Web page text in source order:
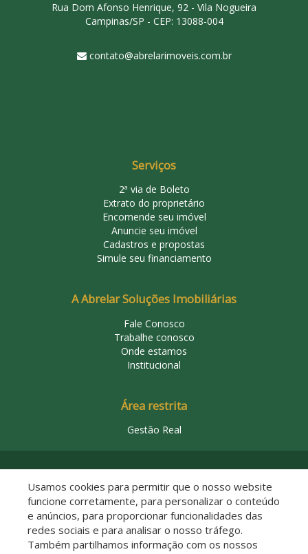
Rua Dom Afonso Henrique, 92 - Vila Nogueira
Campinas/SP - CEP: 13088-004
contato@abrelarimoveis.com.br
Serviços
2ª via de Boleto
Extrato do proprietário
Encomende seu imóvel
Anuncie seu imóvel
Cadastros e propostas
Simule seu financiamento
A Abrelar Soluções Imobiliárias
Fale Conosco
Trabalhe conosco
Onde estamos
Institucional
Área restrita
Gestão Real
Usamos cookies para permitir que o nosso website
funcione corretamente, para personalizar o conteúdo
e anúncios, para proporcionar funcionalidades das
redes sociais e para analisar o nosso tráfego.
Também partilhamos informação com os nossos